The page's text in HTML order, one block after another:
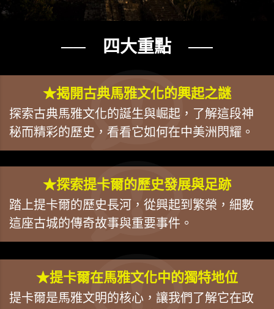
── 四大重點 ──
★揭開古典馬雅文化的興起之謎
探索古典馬雅文化的誕生與崛起，了解這段神
秘而精彩的歷史，看看它如何在中美洲閃耀。
★探索提卡爾的歷史發展與足跡
踏上提卡爾的歷史長河，從興起到繁榮，細數
這座古城的傳奇故事與重要事件。
★提卡爾在馬雅文化中的獨特地位
提卡爾是馬雅文明的核心，讓我們了解它在政